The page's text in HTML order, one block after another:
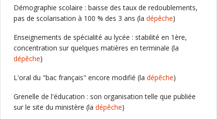
Démographie scolaire : baisse des taux de redoublements,
pas de scolarisation à 100 % des 3 ans (la dépêche)
Enseignements de spécialité au lycée : stabilité en 1ère,
concentration sur quelques matières en terminale (la
dépêche)
L'oral du "bac français" encore modifié (la dépêche)
Grenelle de l'éducation : son organisation telle que publiée
sur le site du ministère (la dépêche)